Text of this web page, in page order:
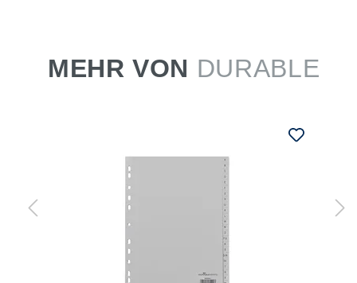
MEHR VON DURABLE